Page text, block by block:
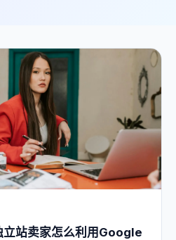
站卖家怎么利用Google